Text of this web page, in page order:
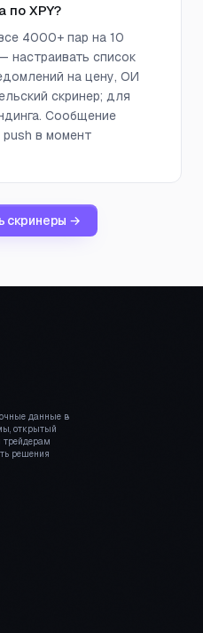
по XPY?
4000+ пар на 10
список
на цену, ОИ
скринер; для
Сообщение
push в момент
скринеры →
данные в
открытый
трейдерам
решения